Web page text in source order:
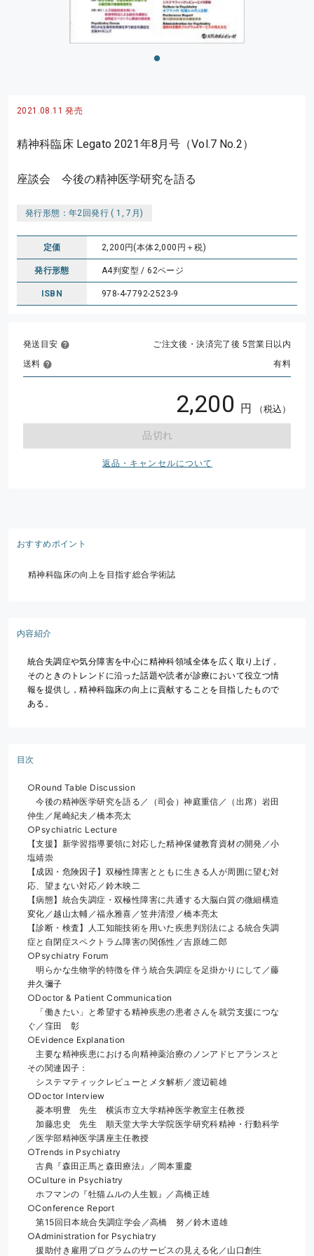
2021.08.11 発売
精神科臨床 Legato 2021年8月号（Vol.7 No.2）
座談会 今後の精神医学研究を語る
発行形態：年2回発行 ( 1, 7月)
定価 2,200円(本体2,000円＋税)
発行形態 A4判変型 / 62ページ
ISBN 978-4-7792-2523-9
発送目安
ご注文後・決済完了後 5営業日以内
送料
有料
2,200 円 （税込）
品切れ
返品・キャンセルについて
おすすめポイント
精神科臨床の向上を目指す総合学術誌
内容紹介
統合失調症や気分障害を中心に精神科領域全体を広く取り上げ，
そのときのトレンドに沿った話題や読者が診療において役立つ情
報を提供し，精神科臨床の向上に貢献することを目指したもので
ある。
目次
○Round Table Discussion
今後の精神医学研究を語る／（司会）神庭重信／（出席）岩田
仲生／尾崎紀夫／橋本亮太
○Psychiatric Lecture
【支援】新学習指導要領に対応した精神保健教育資材の開発／小
塩靖崇
【成因・危険因子】双極性障害とともに生きる人が周囲に望む対
応、望まない対応／鈴木映二
【病態】統合失調症・双極性障害に共通する大脳白質の微細構造
変化／越山太輔／福永雅喜／笠井清澄／橋本亮太
【診断・検査】人工知能技術を用いた疾患判別法による統合失調
症と自閉症スペクトラム障害の関係性／吉原雄二郎
○Psychiatry Forum
明らかな生物学的特徴を伴う統合失調症を足掛かりにして／藤
井久彌子
○Doctor & Patient Communication
「働きたい」と希望する精神疾患の患者さんを就労支援につな
ぐ／窪田　彰
○Evidence Explanation
主要な精神疾患における向精神薬治療のノンアドヒアランスと
その関連因子：
システマティックレビューとメタ解析／渡辺範雄
○Doctor Interview
菱本明豊　先生　横浜市立大学精神医学教室主任教授
加藤忠史　先生　順天堂大学大学院医学研究科精神・行動科学
／医学部精神医学講座主任教授
○Trends in Psychiatry
古典『森田正馬と森田療法』／岡本重慶
○Culture in Psychiatry
ホフマンの『牡猫ムルの人生観』／高橋正雄
○Conference Report
第15回日本統合失調症学会／高橋　努／鈴木道雄
○Administration for Psychiatry
援助付き雇用プログラムのサービスの見える化／山口創生